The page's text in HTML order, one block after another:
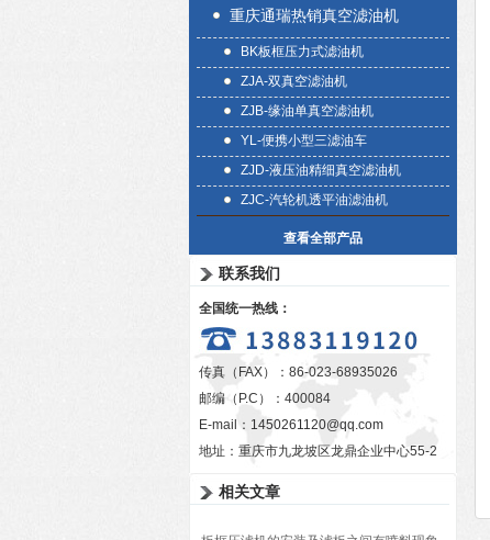
重庆通瑞热销真空滤油机
BK板框压力式滤油机
ZJA-双真空滤油机
ZJB-缘油单真空滤油机
YL-便携小型三滤油车
ZJD-液压油精细真空滤油机
ZJC-汽轮机透平油滤油机
查看全部产品
联系我们
全国统一热线：
传真（FAX）：86-023-68935026
邮编（P.C）：400084
E-mail： 1450261120@qq.com
地址：重庆市九龙坡区龙鼎企业中心55-2
相关文章